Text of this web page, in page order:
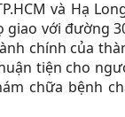
và Hạ
giao với đường
chính của
tiện cho
chữa bệnh